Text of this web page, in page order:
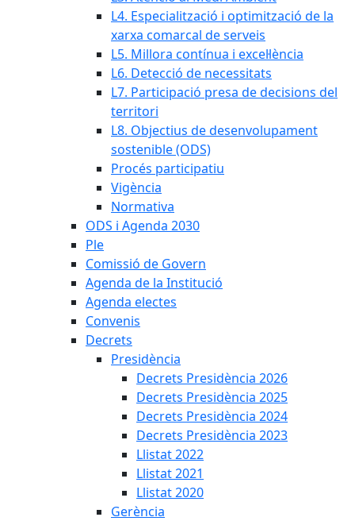
L4. Especialització i optimització de la
xarxa comarcal de serveis
L5. Millora contínua i excel·lència
L6. Detecció de necessitats
L7. Participació presa de decisions del
territori
L8. Objectius de desenvolupament
sostenible (ODS)
Procés participatiu
Vigència
Normativa
ODS i Agenda 2030
Ple
Comissió de Govern
Agenda de la Institució
Agenda electes
Convenis
Decrets
Presidència
Decrets Presidència 2026
Decrets Presidència 2025
Decrets Presidència 2024
Decrets Presidència 2023
Llistat 2022
Llistat 2021
Llistat 2020
Gerència